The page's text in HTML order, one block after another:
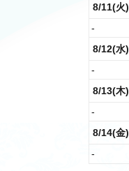
8/11(火)
-
8/12(水)
-
8/13(木)
-
8/14(金)
-